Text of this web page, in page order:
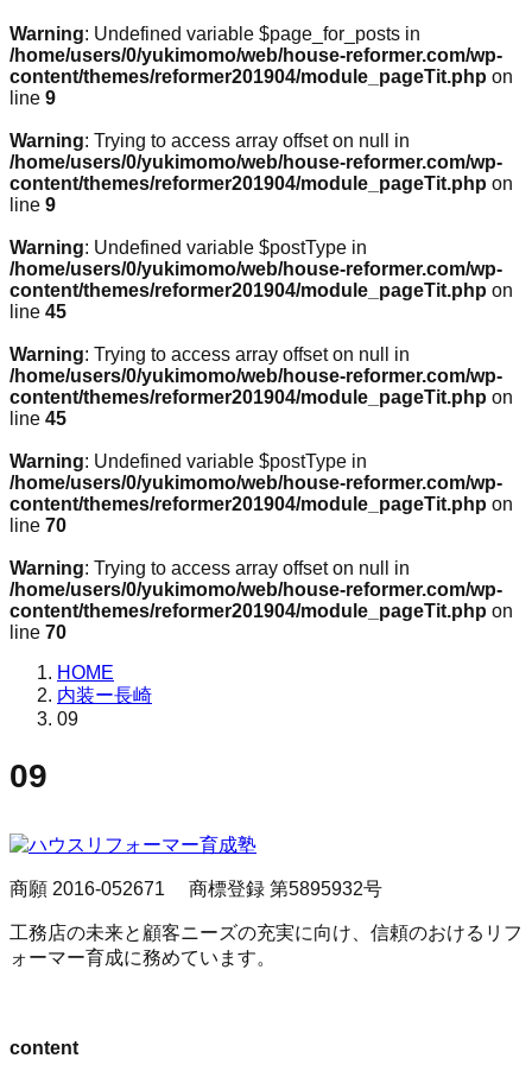
Warning: Undefined variable $page_for_posts in
/home/users/0/yukimomo/web/house-reformer.com/wp-
content/themes/reformer201904/module_pageTit.php on
line 9
Warning: Trying to access array offset on null in
/home/users/0/yukimomo/web/house-reformer.com/wp-
content/themes/reformer201904/module_pageTit.php on
line 9
Warning: Undefined variable $postType in
/home/users/0/yukimomo/web/house-reformer.com/wp-
content/themes/reformer201904/module_pageTit.php on
line 45
Warning: Trying to access array offset on null in
/home/users/0/yukimomo/web/house-reformer.com/wp-
content/themes/reformer201904/module_pageTit.php on
line 45
Warning: Undefined variable $postType in
/home/users/0/yukimomo/web/house-reformer.com/wp-
content/themes/reformer201904/module_pageTit.php on
line 70
Warning: Trying to access array offset on null in
/home/users/0/yukimomo/web/house-reformer.com/wp-
content/themes/reformer201904/module_pageTit.php on
line 70
HOME
内装ー長崎
09
09
商願 2016-052671 商標登録 第5895932号
工務店の未来と顧客ニーズの充実に向け、信頼のおけるリフ
ォーマー育成に務めています。
content